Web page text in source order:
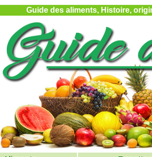
Guide des aliments, Histoire,